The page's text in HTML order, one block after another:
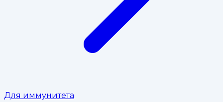
Для иммунитета